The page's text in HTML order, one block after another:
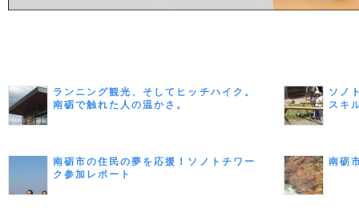
ランニング観光、そしてヒッチハイク。
南砺で触れた人の温かさ。
ソノ
スキ
南砺市の住民の夢を応援！ソノトチワー
ク参加レポート
南砺